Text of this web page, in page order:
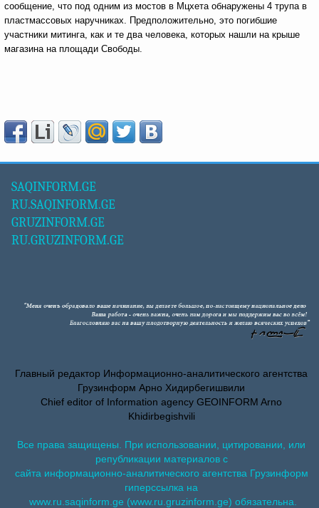
сообщение, что под одним из мостов в Мцхета обнаружены 4 трупа в
пластмассовых наручниках. Предположительно, это погибшие
участники митинга, как и те два человека, которых нашли на крыше
магазина на площади Свободы.
SAQINFORM.GE
RU.SAQINFORM.GE
GRUZINFORM.GE
RU.GRUZINFORM.GE
Главный редактор Информационно-аналитического агентства
Грузинформ Арно Хидирбегишвили
Chief editor of Information agency GEOINFORM Arno
Khidirbegishvili
Все права защищены. При использовании, цитировании, или
републикации материалов с
сайта информационно-аналитического агентства Грузинформ
гиперссылка на
www.ru.saqinform.ge (www.ru.gruzinform.ge) обязательна.